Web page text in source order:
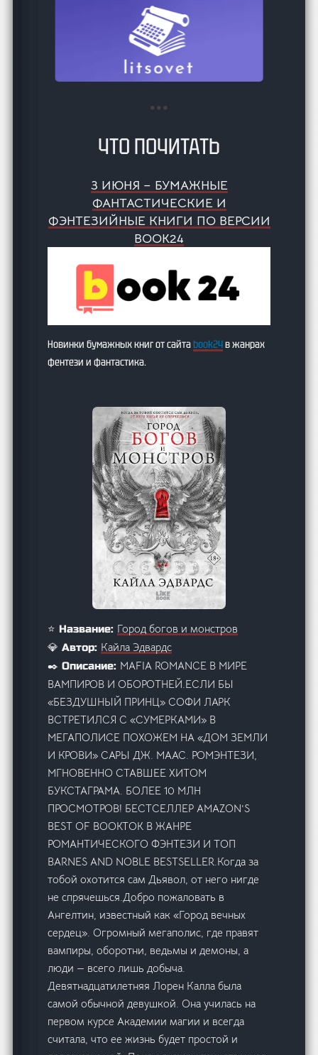
ЧТО ПОЧИТАТЬ
3 ИЮНЯ – БУМАЖНЫЕ
ФАНТАСТИЧЕСКИЕ И
ФЭНТЕЗИЙНЫЕ КНИГИ ПО ВЕРСИИ
BOOK24
Новинки бумажных книг от сайтаbook24в жанрах
фентези и фантастика.
⭐ Название: Город богов и монстров
💎 Автор: Кайла Эдвардс
✒️ Описание: MAFIA ROMANCE В МИРЕ
ВАМПИРОВ И ОБОРОТНЕЙ.ЕСЛИ БЫ
«БЕЗДУШНЫЙ ПРИНЦ» СОФИ ЛАРК
ВСТРЕТИЛСЯ С «СУМЕРКАМИ» В
МЕГАПОЛИСЕ ПОХОЖЕМ НА «ДОМ ЗЕМЛИ
И КРОВИ» САРЫ ДЖ. МААС. РОМЭНТЕЗИ,
МГНОВЕННО СТАВШЕЕ ХИТОМ
БУКСТАГРАМА. БОЛЕЕ 10 МЛН
ПРОСМОТРОВ! БЕСТСЕЛЛЕР AMAZON’S
BEST OF BOOKTOK В ЖАНРЕ
РОМАНТИЧЕСКОГО ФЭНТЕЗИ И ТОП
BARNES AND NOBLE BESTSELLER.Когда за
тобой охотится сам Дьявол, от него нигде
не спрячешься.Добро пожаловать в
Ангелтин, известный как «Город вечных
сердец». Огромный мегаполис, где правят
вампиры, оборотни, ведьмы и демоны, а
люди — всего лишь добыча.
Девятнадцатилетняя Лорен Калла была
самой обычной девушкой. Она училась на
первом курсе Академии магии и всегда
считала, что ее жизнь будет простой и